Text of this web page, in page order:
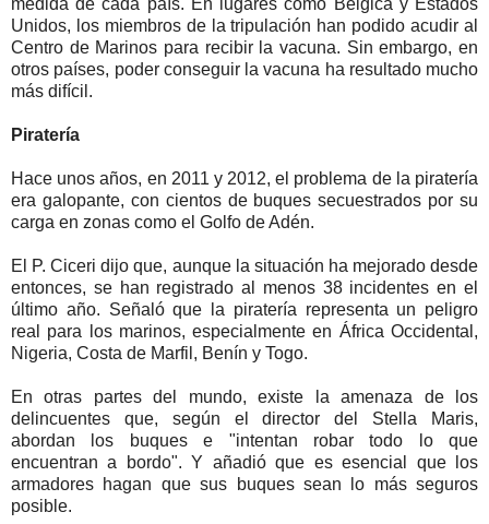
medida de cada país. En lugares como Bélgica y Estados
Unidos, los miembros de la tripulación han podido acudir al
Centro de Marinos para recibir la vacuna. Sin embargo, en
otros países, poder conseguir la vacuna ha resultado mucho
más difícil.
Piratería
Hace unos años, en 2011 y 2012, el problema de la piratería
era galopante, con cientos de buques secuestrados por su
carga en zonas como el Golfo de Adén.
El P. Ciceri dijo que, aunque la situación ha mejorado desde
entonces, se han registrado al menos 38 incidentes en el
último año. Señaló que la piratería representa un peligro
real para los marinos, especialmente en África Occidental,
Nigeria, Costa de Marfil, Benín y Togo.
En otras partes del mundo, existe la amenaza de los
delincuentes que, según el director del Stella Maris,
abordan los buques e "intentan robar todo lo que
encuentran a bordo". Y añadió que es esencial que los
armadores hagan que sus buques sean lo más seguros
posible.